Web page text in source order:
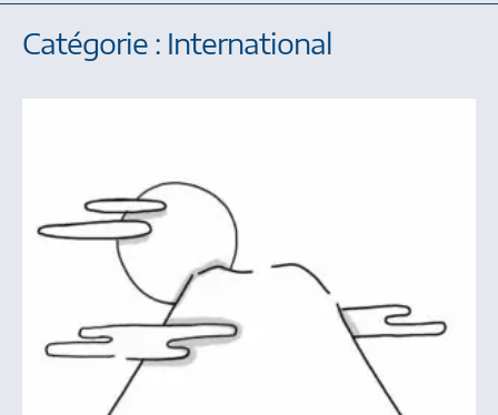
Catégorie : International